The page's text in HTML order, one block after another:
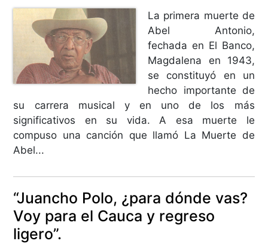
La primera muerte de
Abel Antonio,
fechada en El Banco,
Magdalena en 1943,
se constituyó en un
hecho importante de
su carrera musical y en uno de los más
significativos en su vida. A esa muerte le
compuso una canción que llamó La Muerte de
Abel...
“Juancho Polo, ¿para dónde vas?
Voy para el Cauca y regreso
ligero”.